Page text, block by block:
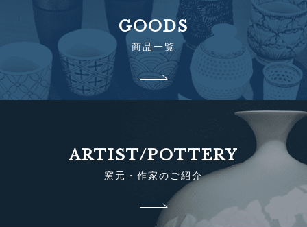
GOODS
商品一覧
ARTIST/POTTERY
窯元・作家のご紹介